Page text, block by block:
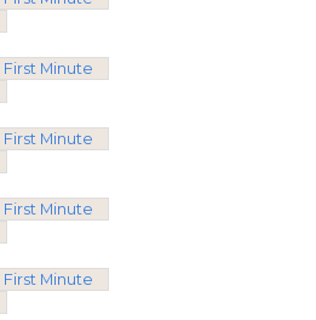
First Minute
First Minute
First Minute
First Minute